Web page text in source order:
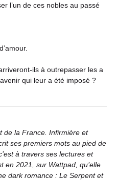
l’un de ces nobles au passé
ils à outrepasser les a
qui leur a été imposé ?
de la France. Infirmière et
ses premiers mots au pied de
à travers ses lectures et
en 2021, sur Wattpad, qu’elle
dark romance : Le Serpent et